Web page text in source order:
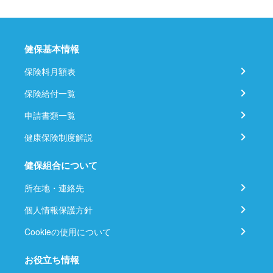
健保基本情報
保険料月額表
保険給付一覧
申請書類一覧
健康保険制度解説
健保組合について
所在地・連絡先
個人情報保護方針
Cookieの使用について
お役立ち情報